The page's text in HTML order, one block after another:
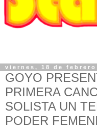
viernes, 18 de febrero
GOYO
PRIMERA
SOLISTA UN
PODER